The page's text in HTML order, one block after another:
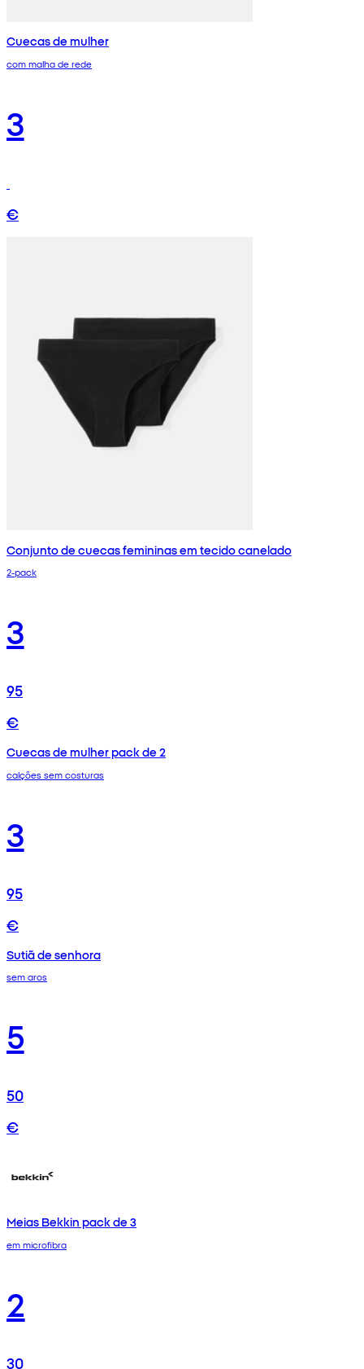
Cuecas de mulher
com malha de rede
3
€
Conjunto de cuecas femininas em tecido canelado
2-pack
3
95
€
Cuecas de mulher pack de 2
calções sem costuras
3
95
€
Sutiã de senhora
sem aros
5
50
€
Meias Bekkin pack de 3
em microfibra
2
30